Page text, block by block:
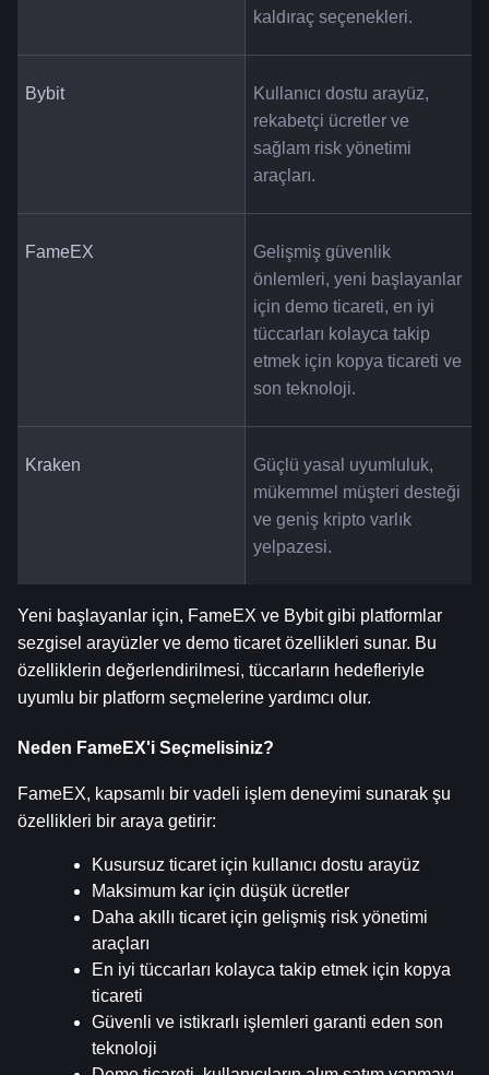
kaldıraç seçenekleri.
Bybit
Kullanıcı dostu arayüz,
rekabetçi ücretler ve
sağlam risk yönetimi
araçları.
FameEX
Gelişmiş güvenlik
önlemleri, yeni başlayanlar
için demo ticareti, en iyi
tüccarları kolayca takip
etmek için kopya ticareti ve
son teknoloji.
Kraken
Güçlü yasal uyumluluk,
mükemmel müşteri desteği
ve geniş kripto varlık
yelpazesi.
Yeni başlayanlar için, FameEX ve Bybit gibi platformlar
sezgisel arayüzler ve demo ticaret özellikleri sunar. Bu
özelliklerin değerlendirilmesi, tüccarların hedefleriyle
uyumlu bir platform seçmelerine yardımcı olur.
Neden FameEX'i Seçmelisiniz?
FameEX, kapsamlı bir vadeli işlem deneyimi sunarak şu
özellikleri bir araya getirir:
Kusursuz ticaret için kullanıcı dostu arayüz
Maksimum kar için düşük ücretler
Daha akıllı ticaret için gelişmiş risk yönetimi
araçları
En iyi tüccarları kolayca takip etmek için kopya
ticareti
Güvenli ve istikrarlı işlemleri garanti eden son
teknoloji